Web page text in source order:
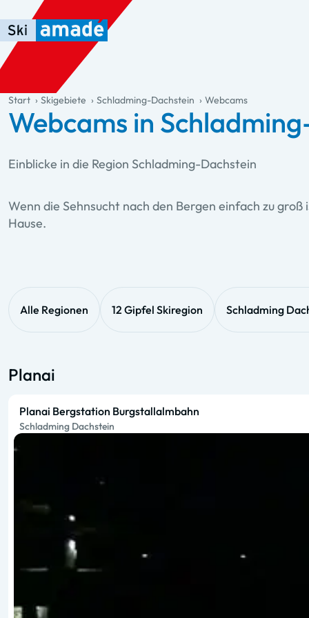
Zum Haupt-Inhalt springen
Springe zur Tabelle
Zur Haupt-Navigation springen
general.table-of-content
Start Skigebiete Schladming-Dachstein Webcams
Webcams in
Einblicke in die Region Schladming-Dachstein
Wenn die Sehnsucht nach den Bergen einfach zu
Hause.
Alle Regionen 12 Gipfel Skiregion Schladming
Planai
Planai Bergstation Burgstallalmbahn
Schladming Dachstein